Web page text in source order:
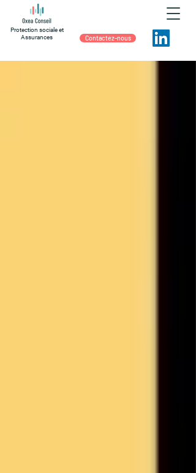
Protection sociale et
Assurances
Contactez-nous